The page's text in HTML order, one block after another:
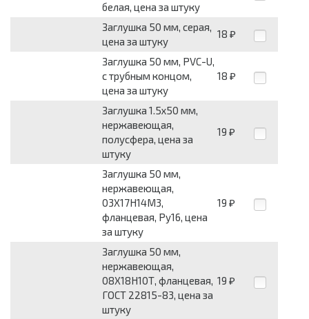
белая, цена за штуку
Заглушка 50 мм, серая,
цена за штуку
18 ₽
Заглушка 50 мм, PVC-U,
с трубным концом,
цена за штуку
18 ₽
Заглушка 1.5х50 мм,
нержавеющая,
полусфера, цена за
штуку
19 ₽
Заглушка 50 мм,
нержавеющая,
03Х17Н14М3,
фланцевая, Ру16, цена
за штуку
19 ₽
Заглушка 50 мм,
нержавеющая,
08Х18Н10Т, фланцевая,
ГОСТ 22815-83, цена за
штуку
19 ₽